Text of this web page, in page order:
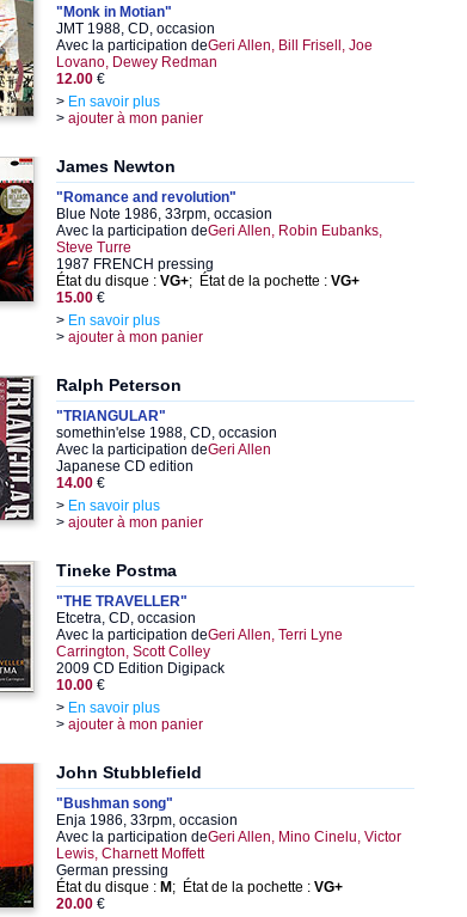
"Monk in Motian"
JMT 1988, CD, occasion
Avec la participation deGeri Allen, Bill Frisell, Joe
Lovano, Dewey Redman
12.00 €
> En savoir plus
> ajouter à mon panier
James Newton
"Romance and revolution"
Blue Note 1986, 33rpm, occasion
Avec la participation deGeri Allen, Robin Eubanks,
Steve Turre
1987 FRENCH pressing
État du disque : VG+; État de la pochette : VG+
15.00 €
> En savoir plus
> ajouter à mon panier
Ralph Peterson
"TRIANGULAR"
somethin'else 1988, CD, occasion
Avec la participation deGeri Allen
Japanese CD edition
14.00 €
> En savoir plus
> ajouter à mon panier
Tineke Postma
"THE TRAVELLER"
Etcetra, CD, occasion
Avec la participation deGeri Allen, Terri Lyne
Carrington, Scott Colley
2009 CD Edition Digipack
10.00 €
> En savoir plus
> ajouter à mon panier
John Stubblefield
"Bushman song"
Enja 1986, 33rpm, occasion
Avec la participation deGeri Allen, Mino Cinelu, Victor
Lewis, Charnett Moffett
German pressing
État du disque : M ; État de la pochette : VG+
20.00 €